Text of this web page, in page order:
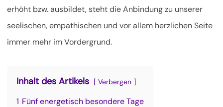
erhöht bzw. ausbildet, steht die Anbindung zu unserer
seelischen, empathischen und vor allem herzlichen Seite
immer mehr im Vordergrund.
Inhalt des Artikels Verbergen
1 Fünf energetisch besondere Tage